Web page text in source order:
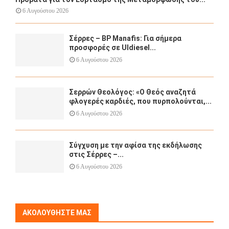
6 Αυγούστου 2026
Σέρρες – BP Manafis: Για σήμερα
προσφορές σε Uldiesel...
6 Αυγούστου 2026
Σερρών Θεολόγος: «Ο Θεός αναζητά
φλογερές καρδιές, που πυρπολούνται,...
6 Αυγούστου 2026
Σύγχυση με την αφίσα της εκδήλωσης
στις Σέρρες –...
6 Αυγούστου 2026
ΑΚΟΛΟΥΘΉΣΤΕ ΜΑΣ